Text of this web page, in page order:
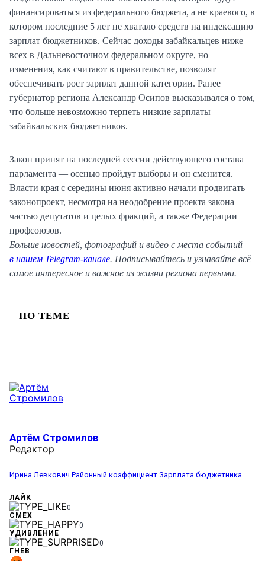
финансироваться из федерального бюджета, а не краевого, в
котором последние 5 лет не хватало средств на индексацию
зарплат бюджетников. Сейчас доходы забайкальцев ниже
всех в Дальневосточном федеральном округе, но
изменения, как считают в правительстве, позволят
обеспечивать рост зарплат данной категории. Ранее
губернатор региона Александр Осипов высказывался о том,
что больше невозможно терпеть низкие зарплаты
забайкальских бюджетников.
Закон принят на последней сессии действующего состава
парламента — осенью пройдут выборы и он сменится.
Власти края с середины июня активно начали продвигать
законопроект, несмотря на неодобрение проекта закона
частью депутатов и целых фракций, а также Федерации
профсоюзов.
Больше новостей, фотографий и видео с места событий —
в нашем Telegram-канале. Подписывайтесь и узнавайте всё
самое интересное и важное из жизни региона первыми.
ПО ТЕМЕ
Артём Стромилов
Редактор
Ирина Левкович Районный коэффициент Зарплата бюджетника
ЛАЙК
0
СМЕХ
0
УДИВЛЕНИЕ
0
ГНЕВ